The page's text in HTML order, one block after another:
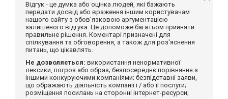
Відгук - це думка або оцінка людей, які бажають
передати досвід або враження іншим користувачам
нашого сайту з обов'язковою аргументацією
залишеного відгука. Це допоможе багатьом прийняти
правильне рішення. Коментарі призначені для
спілкування та обговорення, а також для роз'яснення
питань, що цікавлять.
Не дозволяється: використання ненормативної
лексики, погроз або образ; безпосереднє порівняння з
іншими конкуруючими компаніями; безпідставні заяви,
що ображають діяльність компанії і / або її послуги;
розміщення посилань на сторонні інтернет-ресурси;